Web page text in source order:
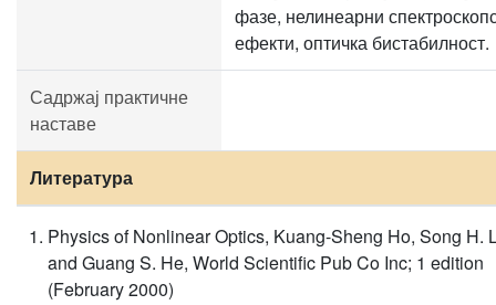
фазе, нелинеарни
ефекти, оптичка бистабилност.
Садржај практичне
наставе
Литература
Physics of Nonlinear Optics, Kuang-Sheng Ho, Song H.
and Guang S. He, World Scientific Pub Co Inc; 1 edition
(February 2000)